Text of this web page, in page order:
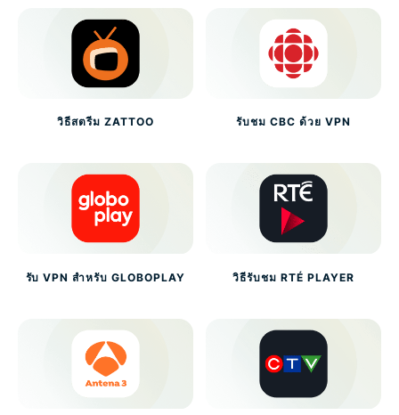
วิธีสตรีม ZATTOO รับชม CBC ด้วย VPN
รับ VPN สำหรับ GLOBOPLAY วิธีรับชม RTÉ PLAYER